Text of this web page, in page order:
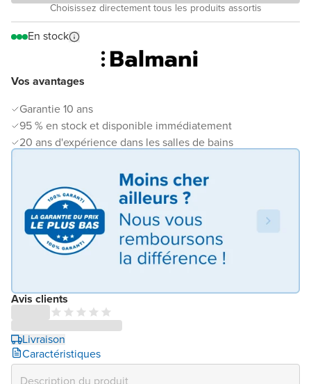
Vos avantages
Garantie 10 ans
95 % en stock et disponible immédiatement
20 ans d'expérience dans les salles de bains
Avis clients
Livraison
Caractéristiques
Choisissez directement tous les produits assortis
En stock